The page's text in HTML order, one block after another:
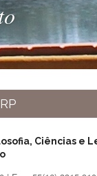
Ciências e